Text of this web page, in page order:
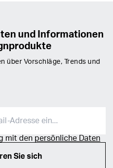
und Informationen
über Vorschläge, Trends und
mit den persönliche Daten
Sie sich